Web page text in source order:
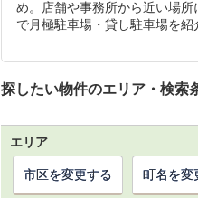
め。店舗や事務所から近い場
で月極駐車場・貸し駐車場を紹
探したい物件のエリア・検索
エリア
市区を変更する 町名を変